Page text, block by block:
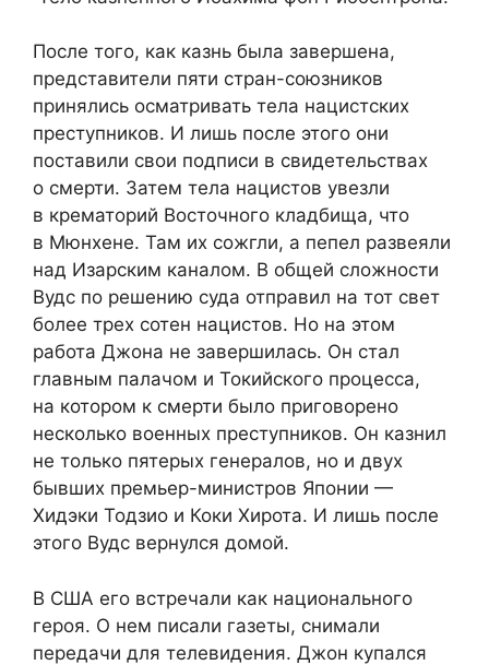
После того, как казнь была завершена,
представители пяти стран-союзников
принялись осматривать тела нацистских
преступников. И лишь после этого они
поставили свои подписи в свидетельствах
о смерти. Затем тела нацистов увезли
в крематорий Восточного кладбища, что
в Мюнхене. Там их сожгли, а пепел развеяли
над Изарским каналом. В общей сложности
Вудс по решению суда отправил на тот свет
более трех сотен нацистов. Но на этом
работа Джона не завершилась. Он стал
главным палачом и Токийского процесса,
на котором к смерти было приговорено
несколько военных преступников. Он казнил
не только пятерых генералов, но и двух
бывших премьер-министров Японии —
Хидэки Тодзио и Коки Хирота. И лишь после
этого Вудс вернулся домой.
В США его встречали как национального
героя. О нем писали газеты, снимали
передачи для телевидения. Джон купался